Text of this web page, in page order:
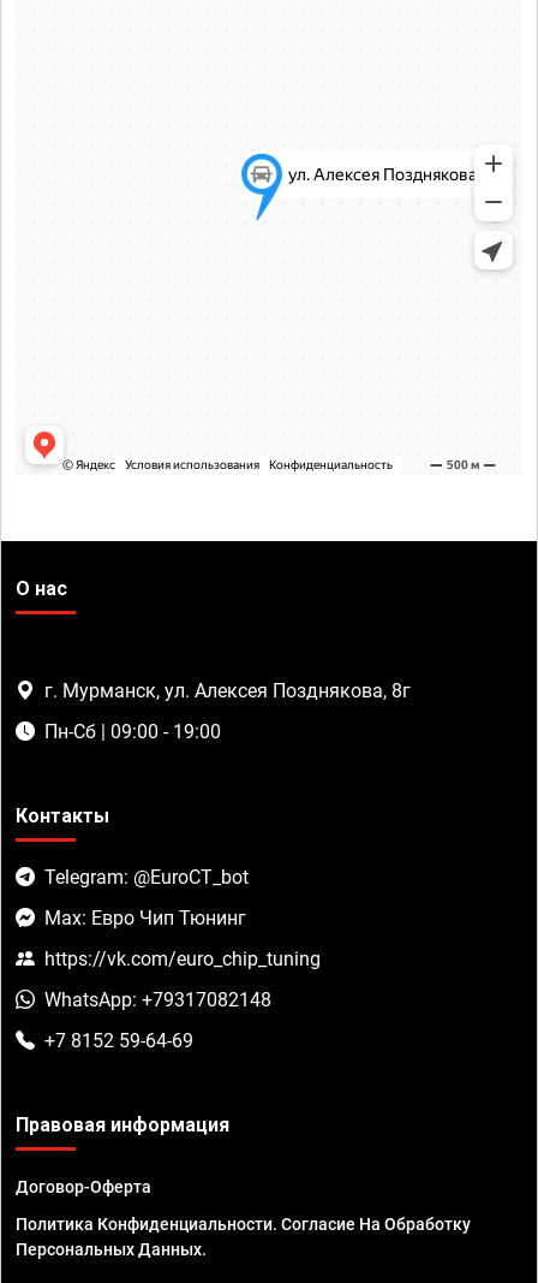
О нас
г. Мурманск, ул. Алексея Позднякова, 8г
Пн-Сб | 09:00 - 19:00
Контакты
Telegram: @EuroCT_bot
Max: Евро Чип Тюнинг
https://vk.com/euro_chip_tuning
WhatsApp: +79317082148
+7 8152 59-64-69
Правовая информация
Договор-Оферта
Политика Конфиденциальности. Согласие На Обработку
Персональных Данных.